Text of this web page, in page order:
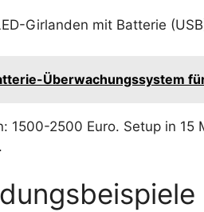
Girlanden mit Batterie
Überwachungssystem
1500-2500 Euro. Setup in